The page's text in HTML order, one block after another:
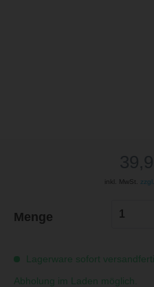
inkl. MwSt.
Menge
Lagerware sofort
Abholung im Laden möglich.